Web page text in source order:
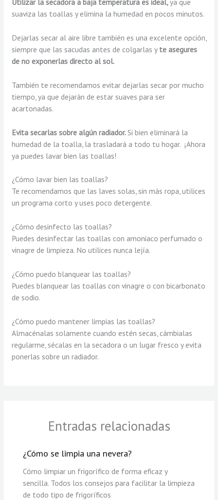
Utilizar la secadora a baja temperatura es ideal,ya que
suaviza las toallas y elimina la humedad en pocos minutos.
Dejarlas secar al aire libre también es una excelente opción,
siempre que las sacudas antes de colgarlas y te asegures
de no exponerlas directo al sol.
También te recomendamos evitar dejarlas secar por mucho
tiempo, ya que dejarán de estar suaves para ser
acartonadas.
Evita secarlas sobre algún radiador. Si bien eliminará la
humedad de la toalla, la trasladará a todo tu hogar. ¡Ahora
ya puedes lavar bien las toallas!
¿Cómo lavar bien las toallas?
Te recomendamos que las laves solas, sin más ropa, utilices
un programa corto y uses poco detergente.
¿Cómo desinfecto las toallas?
Puedes desinfectar las toallas con amoniaco perfumado o
vinagre de limpieza. No utilices nunca lejía.
¿Cómo puedo blanquear las toallas?
Puedes blanquear las toallas con vinagre o con bicarbonato
de sodio.
¿Cómo puedo mantener limpias las toallas?
Almacénalas solamente cuando estén secas, cámbialas
regularme, sécalas en la secadora o un lugar fresco y evita
ponerlas sobre un radiador.
Entradas relacionadas
¿Cómo se limpia una nevera?
Cómo limpiar un frigorífico de forma eficaz y
sencilla. Todos los consejos para facilitar la limpieza
de todo tipo de frigoríficos